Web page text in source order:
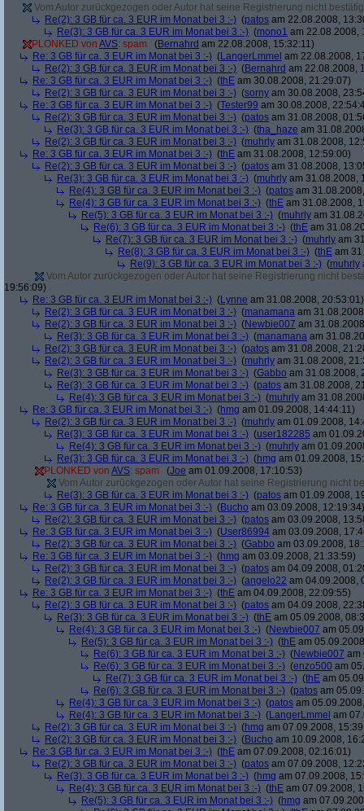
Vom Autor zurückgezogen oder Autor hat seine Registrierung nicht
Re(2): 3 GB für ca. 3 EUR im Monat bei 3 :-) (patos am 22.08.2008,
Re(3): 3 GB für ca. 3 EUR im Monat bei 3 :-) (mono1 am 22.08.2008,
PLONKED von AVS: spam (Bernahrd am 22.08.2008, 15:32:11)
Re: 3 GB für ca. 3 EUR im Monat bei 3 :-) (LangerLmmel am 22.08.2008,
Re(2): 3 GB für ca. 3 EUR im Monat bei 3 :-) (Bernahrd am 22.08.2008,
Re: 3 GB für ca. 3 EUR im Monat bei 3 :-) (thE am 30.08.2008, 21:29:07)
Re(2): 3 GB für ca. 3 EUR im Monat bei 3 :-) (sorny am 30.08.2008,
Re: 3 GB für ca. 3 EUR im Monat bei 3 :-) (Tester99 am 30.08.2008,
Re(2): 3 GB für ca. 3 EUR im Monat bei 3 :-) (patos am 31.08.2008,
Re(3): 3 GB für ca. 3 EUR im Monat bei 3 :-) (tha_haze am
Re(2): 3 GB für ca. 3 EUR im Monat bei 3 :-) (muhrly am 31.08.2008,
Re: 3 GB für ca. 3 EUR im Monat bei 3 :-) (thE am 31.08.2008, 12:59:00)
Re(2): 3 GB für ca. 3 EUR im Monat bei 3 :-) (patos am 31.08.2008,
Re(3): 3 GB für ca. 3 EUR im Monat bei 3 :-) (muhrly am 31.08.2008,
Re(4): 3 GB für ca. 3 EUR im Monat bei 3 :-) (patos am
Re(4): 3 GB für ca. 3 EUR im Monat bei 3 :-) (thE am 31.08.2008,
Re(5): 3 GB für ca. 3 EUR im Monat bei 3 :-) (muhrly am
Re(6): 3 GB für ca. 3 EUR im Monat bei 3 :-) (thE am
Re(7): 3 GB für ca. 3 EUR im Monat bei 3 :-) (muhrly am
Re(8): 3 GB für ca. 3 EUR im Monat bei 3 :-) (thE am
Re(9): 3 GB für ca. 3 EUR im Monat bei 3 :-) (muhrly
Vom Autor zurückgezogen oder Autor hat seine Registrierung nicht
19:56:09)
Re: 3 GB für ca. 3 EUR im Monat bei 3 :-) (Lynne am 31.08.2008, 20:53:01)
Re(2): 3 GB für ca. 3 EUR im Monat bei 3 :-) (manamana am
Re(2): 3 GB für ca. 3 EUR im Monat bei 3 :-) (Newbie007 am
Re(3): 3 GB für ca. 3 EUR im Monat bei 3 :-) (manamana am
Re(2): 3 GB für ca. 3 EUR im Monat bei 3 :-) (patos am 31.08.2008,
Re(2): 3 GB für ca. 3 EUR im Monat bei 3 :-) (muhrly am 31.08.2008,
Re(3): 3 GB für ca. 3 EUR im Monat bei 3 :-) (Gabbo am 31.08.2008,
Re(3): 3 GB für ca. 3 EUR im Monat bei 3 :-) (patos am 31.08.2008,
Re(4): 3 GB für ca. 3 EUR im Monat bei 3 :-) (muhrly am
Re: 3 GB für ca. 3 EUR im Monat bei 3 :-) (hmg am 01.09.2008, 14:44:11)
Re(2): 3 GB für ca. 3 EUR im Monat bei 3 :-) (muhrly am 01.09.2008,
Re(3): 3 GB für ca. 3 EUR im Monat bei 3 :-) (user182285 am
Re(4): 3 GB für ca. 3 EUR im Monat bei 3 :-) (muhrly am
Re(3): 3 GB für ca. 3 EUR im Monat bei 3 :-) (hmg am 01.09.2008,
PLONKED von AVS: spam (Joe am 01.09.2008, 17:10:53)
Vom Autor zurückgezogen oder Autor hat seine Registrierung nicht
Re(3): 3 GB für ca. 3 EUR im Monat bei 3 :-) (patos am 01.09.2008,
Re: 3 GB für ca. 3 EUR im Monat bei 3 :-) (Bucho am 03.09.2008, 12:19:34)
Re(2): 3 GB für ca. 3 EUR im Monat bei 3 :-) (patos am 03.09.2008,
Re: 3 GB für ca. 3 EUR im Monat bei 3 :-) (User86994 am 03.09.2008,
Re(2): 3 GB für ca. 3 EUR im Monat bei 3 :-) (Gabbo am 03.09.2008,
Re: 3 GB für ca. 3 EUR im Monat bei 3 :-) (hmg am 03.09.2008, 21:33:59)
Re(2): 3 GB für ca. 3 EUR im Monat bei 3 :-) (patos am 04.09.2008,
Re(2): 3 GB für ca. 3 EUR im Monat bei 3 :-) (angelo22 am 04.09.2008,
Re: 3 GB für ca. 3 EUR im Monat bei 3 :-) (thE am 04.09.2008, 22:09:55)
Re(2): 3 GB für ca. 3 EUR im Monat bei 3 :-) (patos am 04.09.2008,
Re(3): 3 GB für ca. 3 EUR im Monat bei 3 :-) (thE am 05.09.2008,
Re(4): 3 GB für ca. 3 EUR im Monat bei 3 :-) (Newbie007 am
Re(5): 3 GB für ca. 3 EUR im Monat bei 3 :-) (thE am
Re(6): 3 GB für ca. 3 EUR im Monat bei 3 :-) (Newbie007 am
Re(6): 3 GB für ca. 3 EUR im Monat bei 3 :-) (enzo500 am
Re(7): 3 GB für ca. 3 EUR im Monat bei 3 :-) (thE am
Re(6): 3 GB für ca. 3 EUR im Monat bei 3 :-) (patos am
Re(4): 3 GB für ca. 3 EUR im Monat bei 3 :-) (patos am
Re(4): 3 GB für ca. 3 EUR im Monat bei 3 :-) (LangerLmmel am
Re(2): 3 GB für ca. 3 EUR im Monat bei 3 :-) (hmg am 07.09.2008,
Re(2): 3 GB für ca. 3 EUR im Monat bei 3 :-) (Bucho am 10.09.2008,
Re: 3 GB für ca. 3 EUR im Monat bei 3 :-) (thE am 07.09.2008, 02:16:01)
Re(2): 3 GB für ca. 3 EUR im Monat bei 3 :-) (patos am 07.09.2008,
Re(3): 3 GB für ca. 3 EUR im Monat bei 3 :-) (hmg am 07.09.2008,
Re(4): 3 GB für ca. 3 EUR im Monat bei 3 :-) (thE am 07.09.2008,
Re(5): 3 GB für ca. 3 EUR im Monat bei 3 :-) (hmg am